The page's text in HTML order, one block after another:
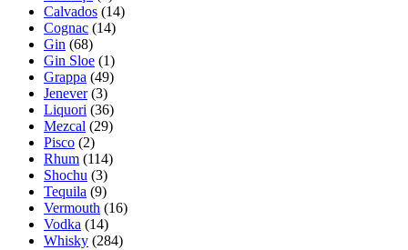
Calvados (14)
Cognac (14)
Gin (68)
Gin Sloe (1)
Grappa (49)
Jenever (3)
Liquori (36)
Mezcal (29)
Pisco (2)
Rhum (114)
Shochu (3)
Tequila (9)
Vermouth (16)
Vodka (14)
Whisky (284)